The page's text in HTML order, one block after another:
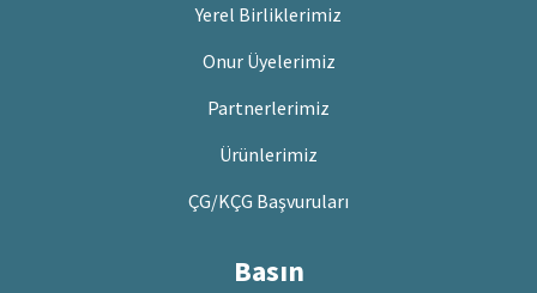
Yerel Birliklerimiz
Onur Üyelerimiz
Partnerlerimiz
Ürünlerimiz
ÇG/KÇG Başvuruları
Basın